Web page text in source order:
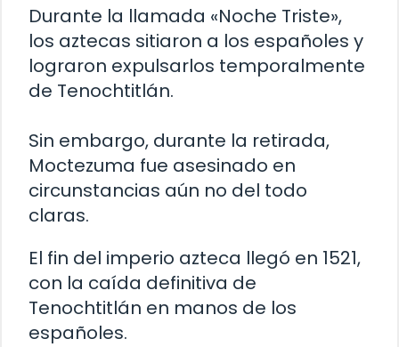
Durante la llamada «Noche Triste»,
los aztecas sitiaron a los españoles y
lograron expulsarlos temporalmente
de Tenochtitlán.
Sin embargo, durante la retirada,
Moctezuma fue asesinado en
circunstancias aún no del todo
claras.
El fin del imperio azteca llegó en 1521,
con la caída definitiva de
Tenochtitlán en manos de los
españoles.